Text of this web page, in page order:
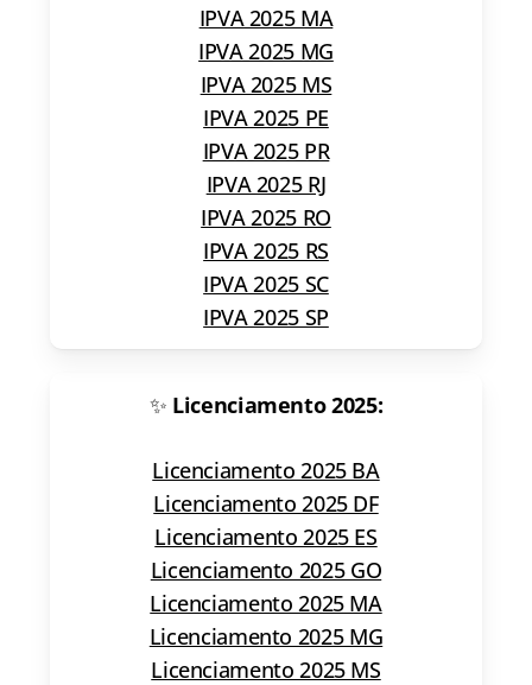
IPVA 2025 MA
IPVA 2025 MG
IPVA 2025 MS
IPVA 2025 PE
IPVA 2025 PR
IPVA 2025 RJ
IPVA 2025 RO
IPVA 2025 RS
IPVA 2025 SC
IPVA 2025 SP
✨ Licenciamento 2025:
Licenciamento 2025 BA
Licenciamento 2025 DF
Licenciamento 2025 ES
Licenciamento 2025 GO
Licenciamento 2025 MA
Licenciamento 2025 MG
Licenciamento 2025 MS